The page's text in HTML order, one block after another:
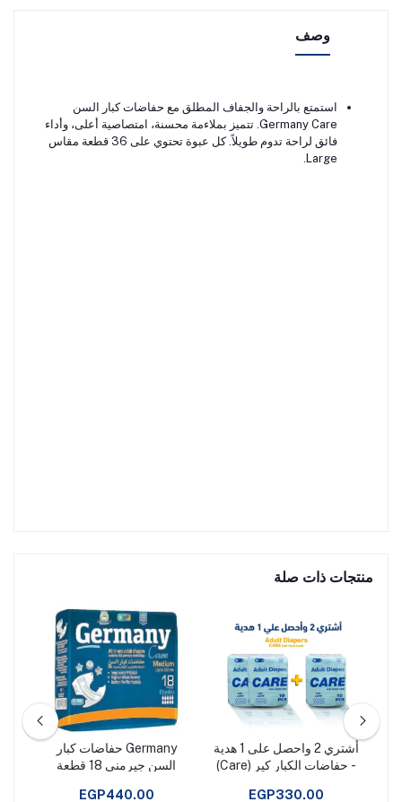
وصف
استمتع بالراحة والجفاف المطلق مع حفاضات كبار السن
Germany Care. تتميز بملاءمة محسنة، امتصاصية أعلى، وأداء
فائق لراحة تدوم طويلاً. كل عبوة تحتوي على 36 قطعة مقاس
Large.
منتجات ذات صلة
أشتري 2 واحصل على 1 هدية
- حفاضات الكبار كير (Care)
EGP330.00
Germany حفاضات كبار
السن جيرمني 18 قطعة
EGP440.00